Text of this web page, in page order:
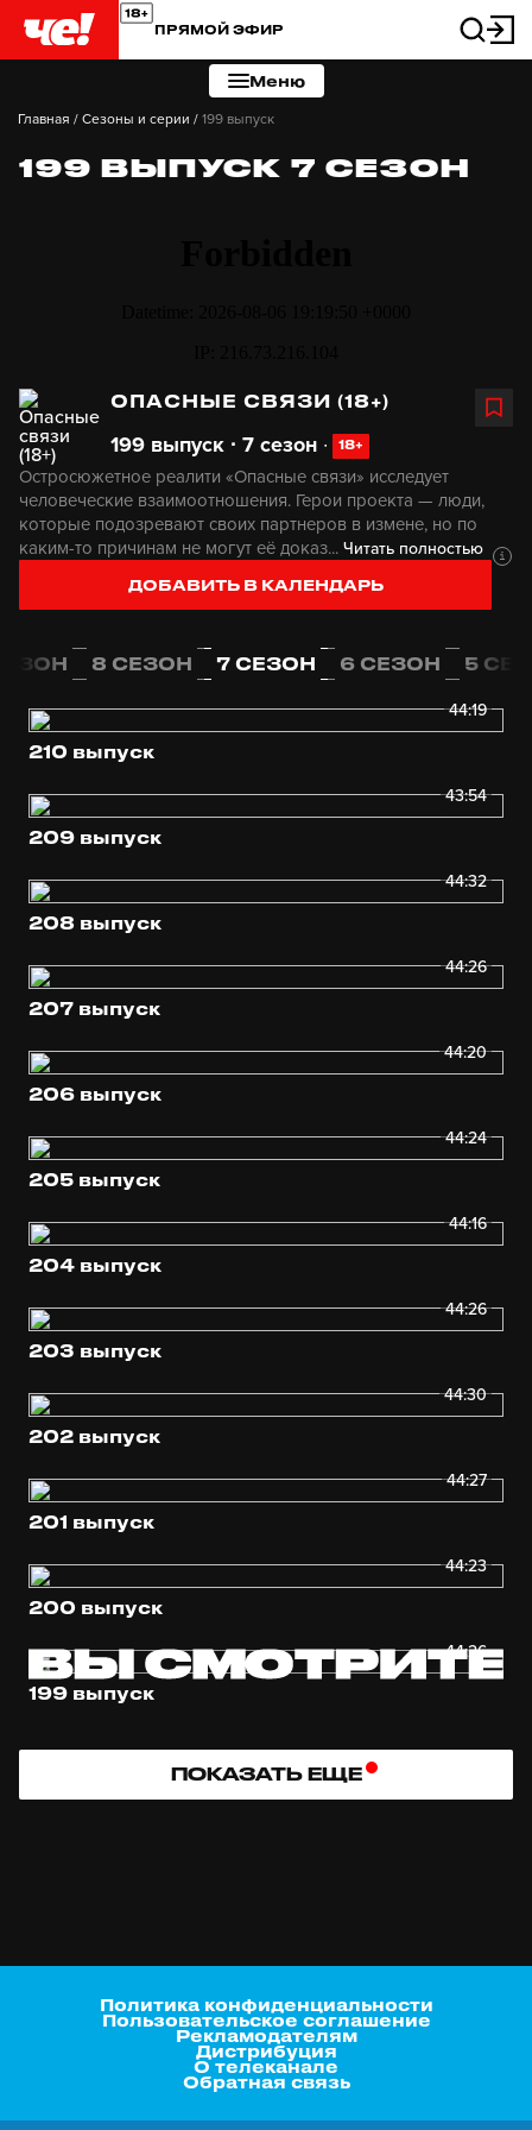
ПРЯМОЙ ЭФИР
Меню
Главная / Сезоны и серии / 199 выпуск
199 ВЫПУСК 7 СЕЗОН
ОПАСНЫЕ СВЯЗИ (18+)
199 выпуск ∙ 7 сезон ∙ 18+
ДОБАВИТЬ В КАЛЕНДАРЬ
Остросюжетное реалити «Опасные связи» исследует
человеческие взаимоотношения. Герои проекта — люди,
которые подозревают своих партнеров в измене, но по
каким-то причинам не могут её доказ... Читать полностью
8 СЕЗОН 7 СЕЗОН 6 СЕЗОН 5
44:19
210 выпуск
43:54
209 выпуск
44:32
208 выпуск
44:26
207 выпуск
44:20
206 выпуск
44:24
205 выпуск
44:16
204 выпуск
44:26
203 выпуск
44:30
202 выпуск
44:27
201 выпуск
44:23
200 выпуск
44:26
199 выпуск
ПОКАЗАТЬ ЕЩЕ
Политика конфиденциальности
Пользовательское соглашение
Рекламодателям
Дистрибуция
О телеканале
Обратная связь